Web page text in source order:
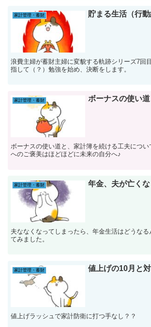
家計管理・蓄財 貯まる生活（行動
浪費主婦が蓄財主婦に変貌する軌跡シリーズ7回
指して（？）勉強を始め、決断をします。
家計管理・蓄財 ボーナスの使い道
ボーナスの使い道と、家計簿を続ける工夫につ
へのご褒美はほどほどに未来の自分へ♪
家計管理・蓄財 年金、夫が亡く
夫ななくなってしまったら、年金生活はどうなる
てみました。
家計管理・蓄財 値上げの10月と
値上げラッシュで家計防衛に打つ手なし？？